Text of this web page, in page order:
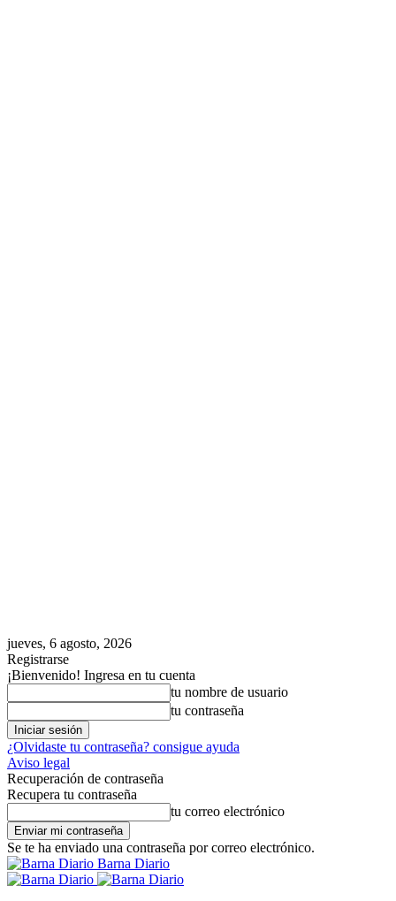
jueves, 6 agosto, 2026
Registrarse
¡Bienvenido! Ingresa en tu cuenta
tu nombre de usuario
tu contraseña
¿Olvidaste tu contraseña? consigue ayuda
Aviso legal
Recuperación de contraseña
Recupera tu contraseña
tu correo electrónico
Se te ha enviado una contraseña por correo electrónico.
Barna Diario